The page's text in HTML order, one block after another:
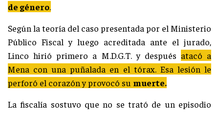
de género.
Según la teoría del caso presentada por el Ministerio
Público Fiscal y luego acreditada ante el jurado,
Linco hirió primero a M.D.G.T. y después atacó a
Mena con una puñalada en el tórax. Esa lesión le
perforó el corazón y provocó su muerte.
La fiscalía sostuvo que no se trató de un episodio